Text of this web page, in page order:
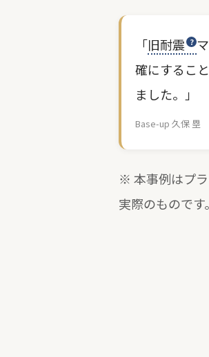
「旧耐震
確にするこ
ました。」
Base-up 久保 塁
※ 本事例はプ
実際のものです。